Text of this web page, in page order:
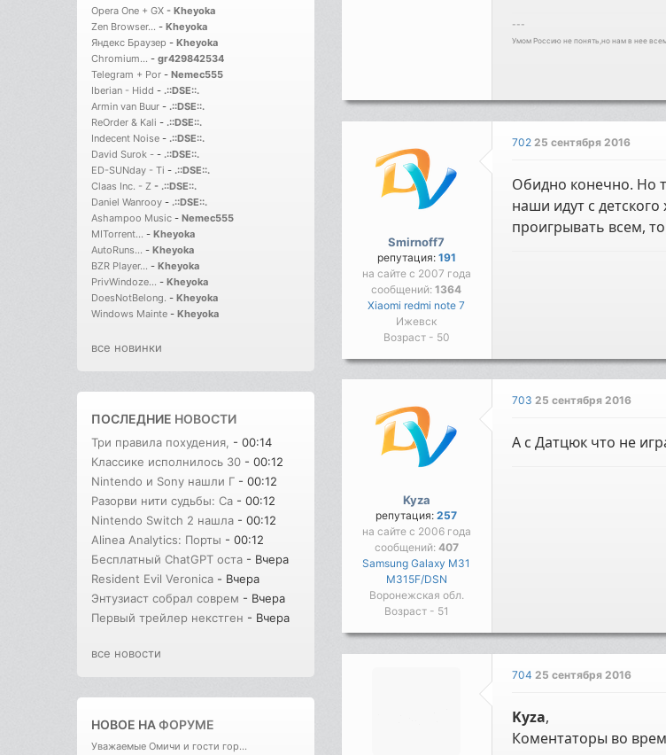
Opera One + GX - Kheyoka
Zen Browser... - Kheyoka
Яндекс Браузер - Kheyoka
Chromium... - gr429842534
Telegram + Por - Nemec555
Iberian - Hidd - .::DSE::.
Armin van Buur - .::DSE::.
ReOrder & Kali - .::DSE::.
Indecent Noise - .::DSE::.
David Surok - - .::DSE::.
ED-SUNday - Ti - .::DSE::.
Claas Inc. - Z - .::DSE::.
Daniel Wanrooy - .::DSE::.
Ashampoo Music - Nemec555
MITorrent... - Kheyoka
AutoRuns... - Kheyoka
BZR Player... - Kheyoka
PrivWindoze... - Kheyoka
DoesNotBelong. - Kheyoka
Windows Mainte - Kheyoka
все новинки
ПОСЛЕДНИЕ НОВОСТИ
Три правила похудения, - 00:14
Классике исполнилось 30 - 00:12
Nintendo и Sony нашли Г - 00:12
Разорви нити судьбы: Сa - 00:12
Nintendo Switch 2 нашла - 00:12
Alinea Analytics: Порты - 00:12
Бесплатный ChatGPT оста - Вчера
Resident Evil Veronica - Вчера
Энтузиаст собрал соврем - Вчера
Первый трейлер некстген - Вчера
все новости
НОВОЕ НАФОРУМЕ
Уважаемые Омичи и гости гор...
---
Умом Россию не понять,но нам в нее
Smirnoff7
репутация: 191
на сайте с 2007 года
сообщений:1364
Xiaomi redmi note 7
Ижевск
Возраст - 50
70225 сентября 2016
Обидно конечно. Но
наши идут с
проигрывать всем,
Kyza
репутация:257
на сайте с 2006 года
сообщений: 407
Samsung Galaxy M31
M315F/DSN
Воронежская обл.
Возраст - 51
70325 сентября 2016
А с Датцюк что не
70425 сентября 2016
Kyza,
Коментаторы во